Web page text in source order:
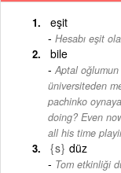
eşit
Hesabı eşit
bile
Aptal oğlumun
üniversiteden
pachinko
doing? Even
all his time
{s} düz
Tom etkinliği